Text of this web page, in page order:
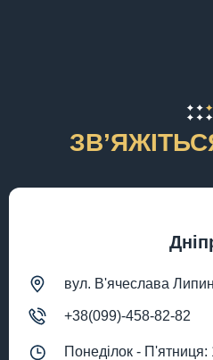
вул. В'ячеслава
+38(099)-458-82-82
Понеділок - П'ятниця: